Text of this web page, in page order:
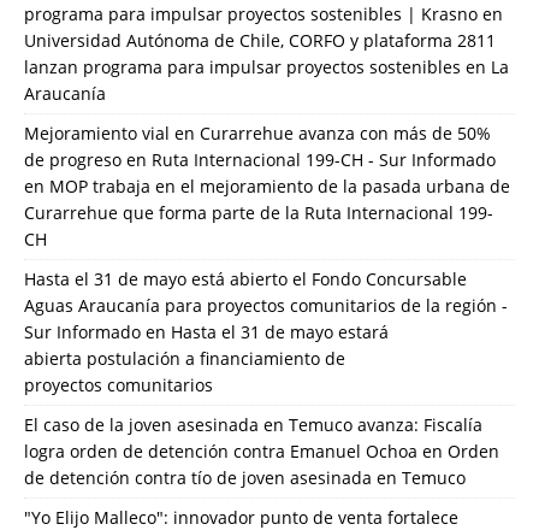
programa para impulsar proyectos sostenibles | Krasno en
Universidad Autónoma de Chile, CORFO y plataforma 2811
lanzan programa para impulsar proyectos sostenibles en La
Araucanía
Mejoramiento vial en Curarrehue avanza con más de 50%
de progreso en Ruta Internacional 199-CH - Sur Informado
en MOP trabaja en el mejoramiento de la pasada urbana de
Curarrehue que forma parte de la Ruta Internacional 199-
CH
Hasta el 31 de mayo está abierto el Fondo Concursable
Aguas Araucanía para proyectos comunitarios de la región -
Sur Informado en Hasta el 31 de mayo estará
abierta postulación a financiamiento de
proyectos comunitarios
El caso de la joven asesinada en Temuco avanza: Fiscalía
logra orden de detención contra Emanuel Ochoa en Orden
de detención contra tío de joven asesinada en Temuco
"Yo Elijo Malleco": innovador punto de venta fortalece